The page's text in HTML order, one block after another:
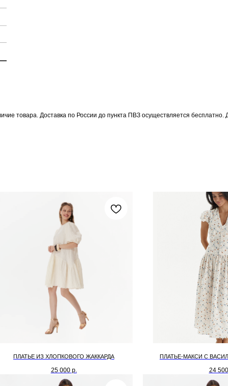
товара. Доставка по России до пункта ПВЗ осуществляется
ПЛАТЬЕ ИЗ ХЛОПКОВОГО ЖАККАРДА
25 000 р.
ПЛАТЬЕ-МАКСИ С
24 500